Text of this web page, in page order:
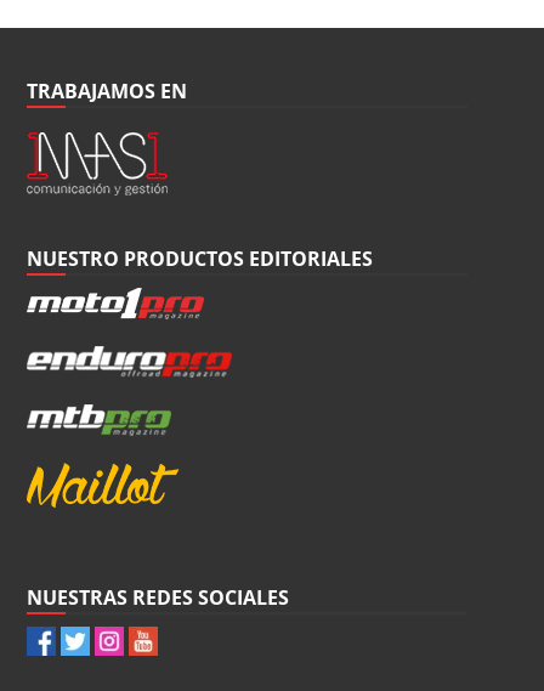
TRABAJAMOS EN
NUESTRO PRODUCTOS EDITORIALES
NUESTRAS REDES SOCIALES